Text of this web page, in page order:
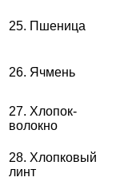
25. Пшеница
26. Ячмень
27. Хлопок-
волокно
28. Хлопковый
линт